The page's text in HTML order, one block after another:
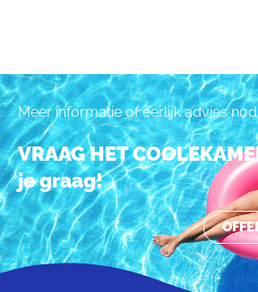
Meer informatie of eerlijk advies
VRAAG HET
je graag!